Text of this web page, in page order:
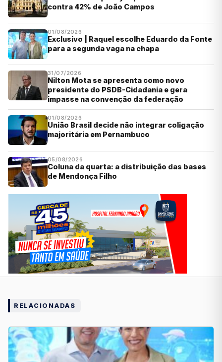
contra 42% de João Campos
01/08/2026
Exclusivo | Raquel escolhe Eduardo da Fonte
para a segunda vaga na chapa
31/07/2026
Nilton Mota se apresenta como novo
presidente do PSDB-Cidadania e gera
impasse na convenção da federação
01/08/2026
União Brasil decide não integrar coligação
majoritária em Pernambuco
05/08/2026
Coluna da quarta: a distribuição das bases
de Mendonça Filho
RELACIONADAS